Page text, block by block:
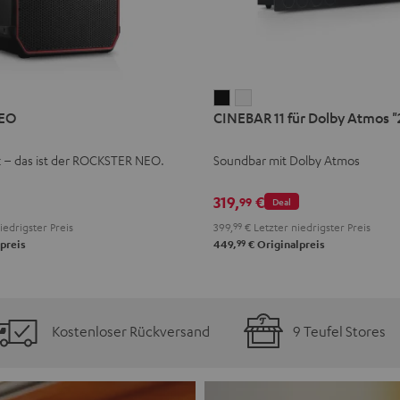
– das ist der ROCKSTER NEO.
Preis
11
Dolby
"2.1-
Set"
Schwarz
11
Dolby
"2.1-
Set"
Weiß
CINEBAR 11 für Dolby Atmos
Soundbar mit Dolby Atmos
Deal
319,99 €
399, 99 € Letzter niedrigster Preis
449,99 € Originalpreis
Kostenloser Rückversand 9 Teufel Stores